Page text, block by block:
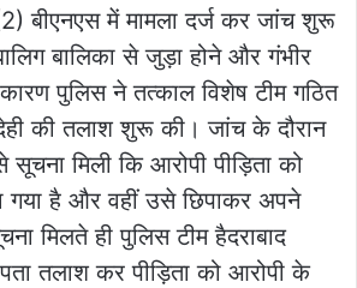
बीएनएस में मामला दर्ज कर जांच शुरू
बालिका से जुड़ा होने और गंभीर
पुलिस ने तत्काल विशेष टीम गठित
की तलाश शुरू की। जांच के दौरान
मिली कि आरोपी पीड़िता को
गया है और वहीं उसे छिपाकर अपने
मिलते ही पुलिस टीम हैदराबाद
तलाश कर पीड़िता को आरोपी के